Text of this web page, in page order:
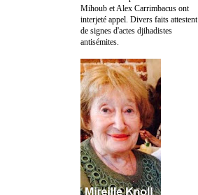
Mihoub et Alex Carrimbacus ont
interjeté appel. Divers faits attestent
de signes d'actes djihadistes
antisémites.